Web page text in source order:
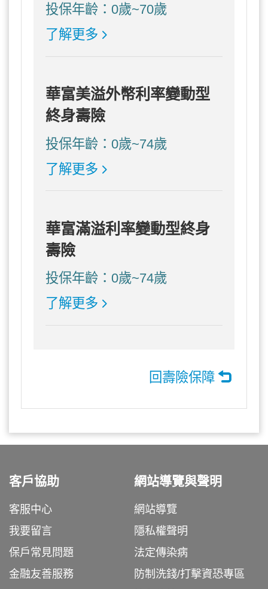
投保年齡：0歲~70歲
了解更多
華富美溢外幣利率變動型
終身壽險
投保年齡：0歲~74歲
了解更多
華富滿溢利率變動型終身
壽險
投保年齡：0歲~74歲
了解更多
回壽險保障
客戶協助
客服中心
我要留言
保戶常見問題
金融友善服務
網站導覽與聲明
網站導覽
隱私權聲明
法定傳染病
防制洗錢/打擊資恐專區